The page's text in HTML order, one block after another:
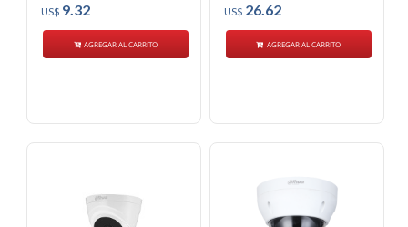
US$ 9.32
AGREGAR AL CARRITO
US$26.62
AGREGAR AL CARRITO